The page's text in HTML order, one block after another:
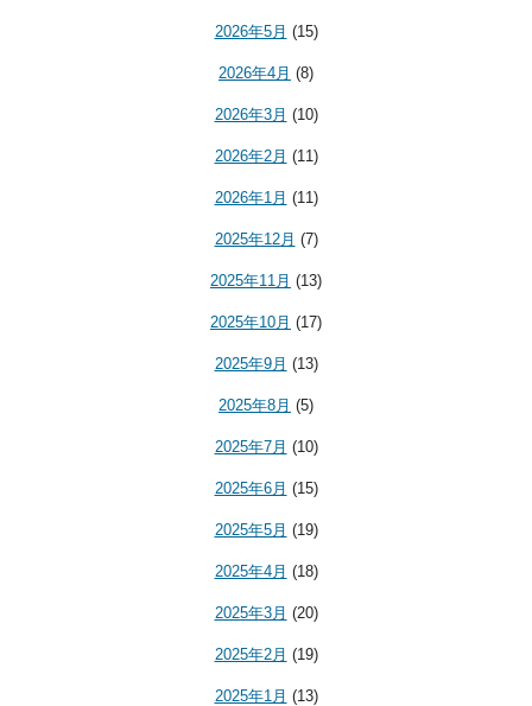
2026年5月 (15)
2026年4月 (8)
2026年3月 (10)
2026年2月 (11)
2026年1月 (11)
2025年12月 (7)
2025年11月 (13)
2025年10月 (17)
2025年9月 (13)
2025年8月 (5)
2025年7月 (10)
2025年6月 (15)
2025年5月 (19)
2025年4月 (18)
2025年3月 (20)
2025年2月 (19)
2025年1月 (13)